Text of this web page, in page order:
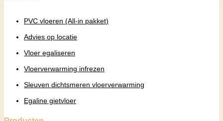
PVC vloeren (All-in pakket)
Advies op locatie
Vloer egaliseren
Vloerverwarming infrezen
Sleuven dichtsmeren vloerverwarming
Egaline gietvloer